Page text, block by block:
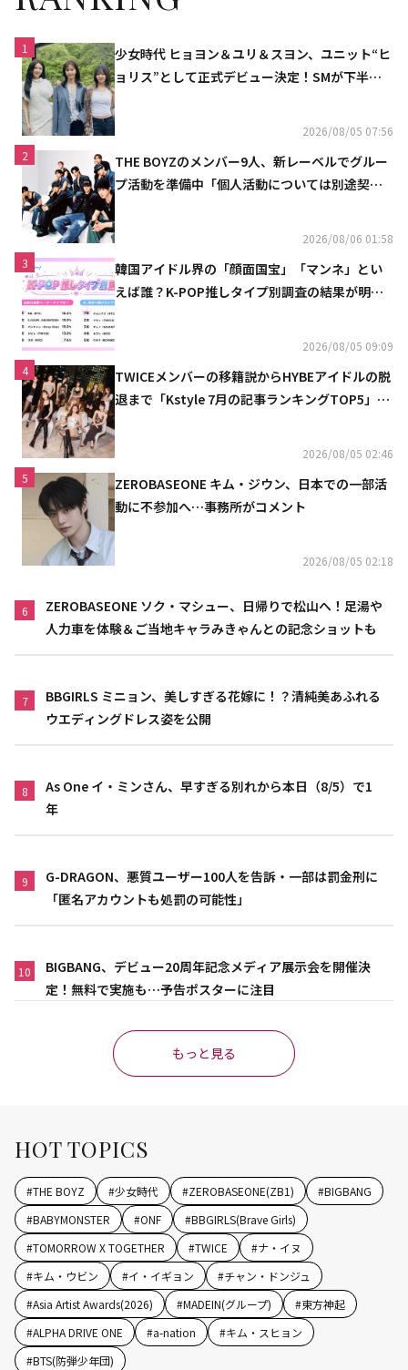
1
少女時代 ヒョヨン＆ユリ＆スヨン、ユニット“ヒ
ョリス”として正式デビュー決定！SMが下半期
2026/08/05 07:56
2
THE BOYZのメンバー9人、新レーベルでグルー
プ活動を準備中「個人活動については別途契約
2026/08/06 01:58
3
韓国アイドル界の「顔面国宝」「マンネ」とい
えば誰？K-POP推しタイプ別調査の結果が明ら
2026/08/05 09:09
4
TWICEメンバーの移籍説からHYBEアイドルの脱
退まで「Kstyle 7月の記事ランキングTOP5」を
2026/08/05 02:46
5
ZEROBASEONE キム・ジウン、日本での一部活
動に不参加へ…事務所がコメント
2026/08/05 02:18
6
ZEROBASEONE ソク・マシュー、日帰りで松山へ！足湯や
人力車を体験＆ご当地キャラみきゃんとの記念ショットも
7
BBGIRLS ミニョン、美しすぎる花嫁に！？清純美あふれる
ウエディングドレス姿を公開
8
As One イ・ミンさん、早すぎる別れから本日（8/5）で1
年
9
G-DRAGON、悪質ユーザー100人を告訴・一部は罰金刑に
「匿名アカウントも処罰の可能性」
10
BIGBANG、デビュー20周年記念メディア展示会を開催決
定！無料で実施も…予告ポスターに注目
もっと見る
HOT TOPICS
#THE BOYZ #少女時代 #ZEROBASEONE(ZB1) #BIGBANG
#BABYMONSTER #ONF #BBGIRLS(Brave Girls)
#TOMORROW X TOGETHER #TWICE #ナ・イヌ
#キム・ウビン #イ・イギョン #チャン・ドンジュ
#Asia Artist Awards(2026) #MADEIN(グループ) #東方神起
#ALPHA DRIVE ONE #a-nation #キム・スヒョン
#BTS(防弾少年団)